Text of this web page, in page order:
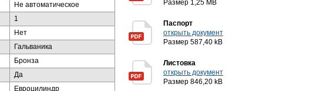
Не автоматическое
1
Нет
Гальваника
Бронза
Да
Евроцилиндр
Размер 1,25 MB
Паспорт
открыть документ
Размер 587,40 kB
Листовка
открыть документ
Размер 846,20 kB